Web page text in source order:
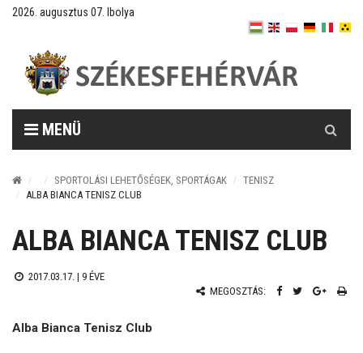
2026. augusztus 07. Ibolya
MENÜ
SPORTOLÁSI LEHETŐSÉGEK, SPORTÁGAK
TENISZ
ALBA BIANCA TENISZ CLUB
ALBA BIANCA TENISZ CLUB
2017.03.17. | 9 ÉVE
MEGOSZTÁS:
Alba Bianca Tenisz Club